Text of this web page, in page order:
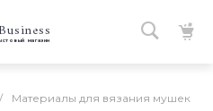
магазин
/ Материалы для вязания мушек